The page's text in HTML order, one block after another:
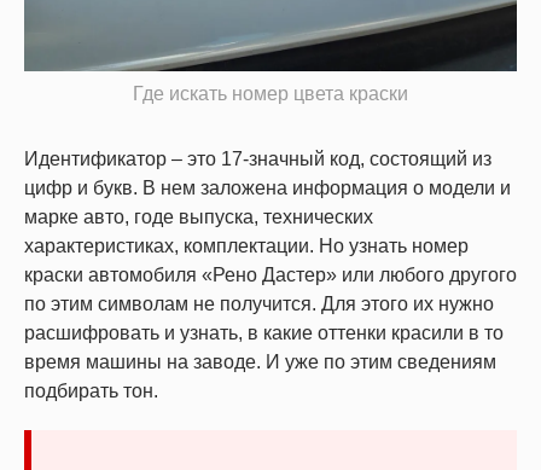
Где искать номер цвета краски
Идентификатор – это 17-значный код, состоящий из
цифр и букв. В нем заложена информация о модели и
марке авто, годе выпуска, технических
характеристиках, комплектации. Но узнать номер
краски автомобиля «Рено Дастер» или любого другого
по этим символам не получится. Для этого их нужно
расшифровать и узнать, в какие оттенки красили в то
время машины на заводе. И уже по этим сведениям
подбирать тон.